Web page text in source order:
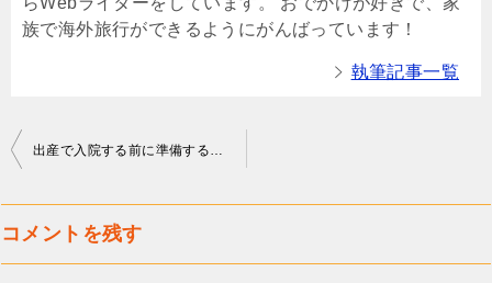
族で海外旅行ができるようにがんばっています！
執筆記事一覧
投
出産で入院する前に準備するもの一覧！自分で準備しなければいけないものは？
コメントを残す